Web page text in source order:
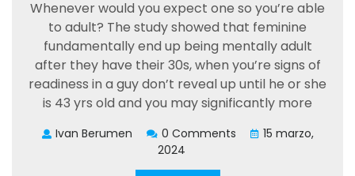
Whenever would you expect one so you’re able
to adult? The study showed that feminine
fundamentally end up being mentally adult
after they have their 30s, when you’re signs of
readiness in a guy don’t reveal up until he or she
is 43 yrs old and you may significantly more
Ivan Berumen 0 Comments
15 marzo,
2024